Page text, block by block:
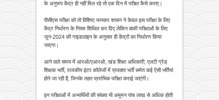
के अनुरूप केंद्र ही नहीं मिल रहे तो एक दिन में परीक्षा कैसे कराए।
पीसीएस परीक्षा को तो विशिष्ट मानकर शासन ने केवल इस परीक्षा के लिए
केंद्र निर्धारण के नियम शिथिल कर दिए लेकिन बाकी परीक्षाओं के लिए
जून-2024 की गाइडलाइन के अनुसार ही केंद्रों का निर्धारण किया
जाएगा।
आने वाले समय में आरओ/एआरओ, खंड शिक्षा अधिकारी, एलटी ग्रेड
शिक्षक भर्ती, राजकीय इंटर कॉलेजों में प्रवक्ता भर्ती समेत कई ऐसी भर्तियां
होने जा रही हैं, जिनके तहत प्रारंभिक परीक्षा कराई जाएंगी।
इन परीक्षाओं में अभ्यर्थियों की संख्या भी अमूमन पांच लाख से अधिक होती